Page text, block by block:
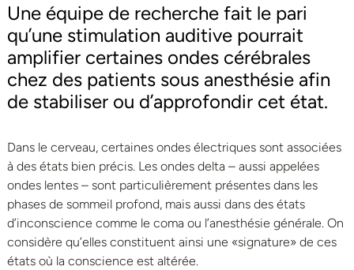
Une équipe de recherche fait le pari
qu’une stimulation auditive pourrait
amplifier certaines ondes cérébrales
chez des patients sous anesthésie afin
de stabiliser ou d’approfondir cet état.
Dans le cerveau, certaines ondes électriques sont associées
à des états bien précis. Les ondes delta – aussi appelées
ondes lentes – sont particulièrement présentes dans les
phases de sommeil profond, mais aussi dans des états
d’inconscience comme le coma ou l’anesthésie générale. On
considère qu’elles constituent ainsi une «signature» de ces
états où la conscience est altérée.